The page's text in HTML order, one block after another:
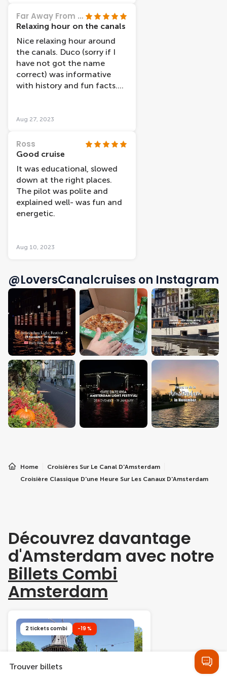
with Lovers as their boats
appear a lot more modern
than many others we saw. I
would definitely recommend
the cruise and my teenage
daughter said it was one of
the nicest things we did
Far Away From Every Day
Relaxing hour on the canals
Nice relaxing hour around
the canals. Duco (sorry if I
have not got the name
correct) was informative
with history and fun facts.
Aug 27, 2023
Ross
Good cruise
It was educational, slowed
down at the right places.
The pilot was polite and
explained well- was fun and
energetic.
Aug 10, 2023
@LoversCanalcruises on Instagram
Home
Croisières Sur Le Canal D'Amsterdam
Croisière Classique D'une Heure Sur Les Canaux D'Amsterdam
Découvrez davantage
d'Amsterdam avec notre
Billets Combi
Amsterdam
2 tickets combi -19 %
Trouver billets